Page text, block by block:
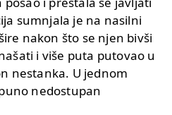
sumnjala je na nasilni
nakon što se njen bivši
i više puta putovao u
nestanka. U jednom
nedostupan